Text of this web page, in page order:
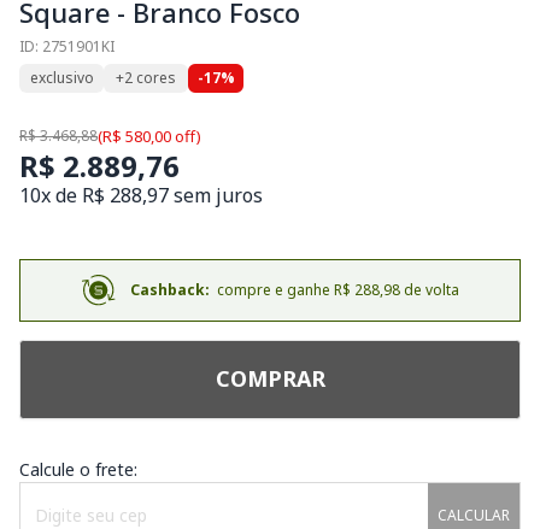
Square - Branco Fosco
ID: 2751901KI
exclusivo
+2 cores -17%
R$ 3.468,88(R$ 580,00 off)
R$ 2.889,76
10x de R$ 288,97 sem juros
Cashback: compre e ganhe R$ 288,98 de volta
COMPRAR
Calcule o frete:
CALCULAR